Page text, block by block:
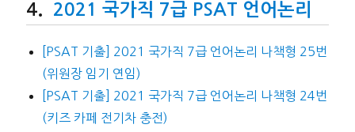
2021 국가직 7급 PSAT 언어논리
[PSAT 기출] 2021 국가직 7급 언어논리 나책형 25번
(위원장 임기 연임)
[PSAT 기출] 2021 국가직 7급 언어논리 나책형 24번
(키즈 카페 전기차 충전)